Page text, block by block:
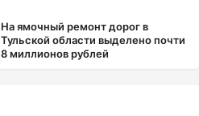
На ямочный ремонт дорог в
Тульской области выделено почти
8 миллионов рублей